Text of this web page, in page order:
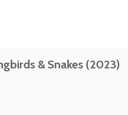
& Snakes (2023)